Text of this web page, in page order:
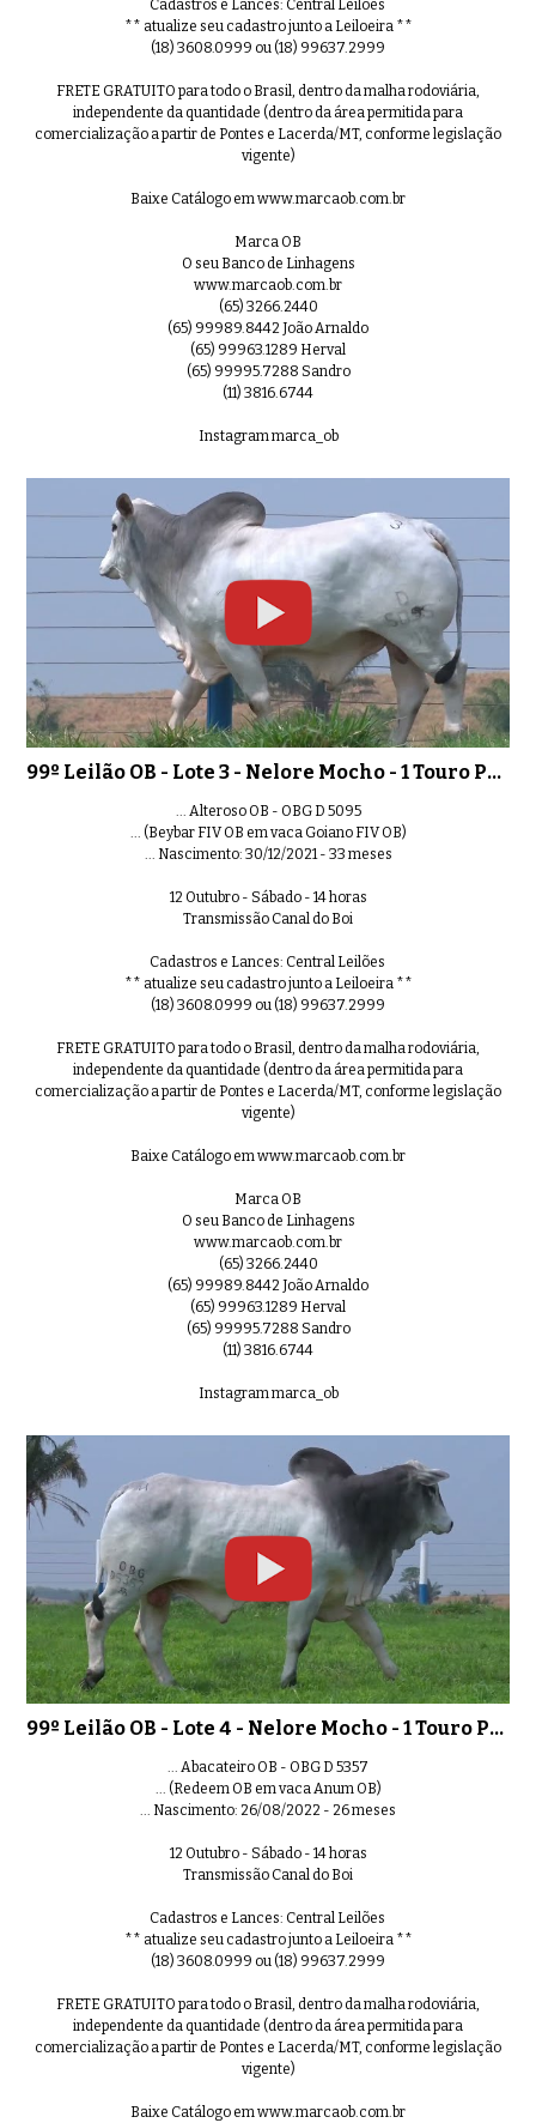
0:36 99º Leilão OB - Lote 23 - Nelore
0:34
01:06 99º Leilão OB - Lote 25 - Nelore
0:34 99º Leilão OB - Lote 26 - Nelore
0:37 99º Leilão OB - Lote 28 - Nelore
0:46 99º Leilão OB - Lote 29 - Nelore
0:31 99º Leilão OB - Lote 31 - Nelore
Cadastros e Lances: Central Leilões
** atualize seu cadastro junto a Leiloeira **
(18) 3608.0999 ou (18) 99637.2999
FRETE GRATUITO para todo o Brasil, dentro da malha rodoviária,
independente da quantidade (dentro da área permitida para
comercialização a partir de Pontes e Lacerda/MT, conforme legislação
vigente)
Baixe Catálogo em www.marcaob.com.br
Marca OB
O seu Banco de Linhagens
www.marcaob.com.br
(65) 3266.2440
(65) 99989.8442 João Arnaldo
(65) 99963.1289 Herval
(65) 99995.7288 Sandro
(11) 3816.6744
Instagram marca_ob
99º Leilão OB - Lote 3 - Nelore Mocho - 1 Touro PO Registrado
... Alteroso OB - OBG D 5095
... (Beybar FIV OB em vaca Goiano FIV OB)
... Nascimento: 30/12/2021 - 33 meses
12 Outubro - Sábado - 14 horas
Transmissão Canal do Boi
Cadastros e Lances: Central Leilões
** atualize seu cadastro junto a Leiloeira **
(18) 3608.0999 ou (18) 99637.2999
FRETE GRATUITO para todo o Brasil, dentro da malha rodoviária,
independente da quantidade (dentro da área permitida para
comercialização a partir de Pontes e Lacerda/MT, conforme legislação
vigente)
Baixe Catálogo em www.marcaob.com.br
Marca OB
O seu Banco de Linhagens
www.marcaob.com.br
(65) 3266.2440
(65) 99989.8442 João Arnaldo
(65) 99963.1289 Herval
(65) 99995.7288 Sandro
(11) 3816.6744
Instagram marca_ob
99º Leilão OB - Lote 4 - Nelore Mocho - 1 Touro PO Registrado
... Abacateiro OB - OBG D 5357
... (Redeem OB em vaca Anum OB)
... Nascimento: 26/08/2022 - 26 meses
12 Outubro - Sábado - 14 horas
Transmissão Canal do Boi
Cadastros e Lances: Central Leilões
** atualize seu cadastro junto a Leiloeira **
(18) 3608.0999 ou (18) 99637.2999
FRETE GRATUITO para todo o Brasil, dentro da malha rodoviária,
independente da quantidade (dentro da área permitida para
comercialização a partir de Pontes e Lacerda/MT, conforme legislação
vigente)
Baixe Catálogo em www.marcaob.com.br